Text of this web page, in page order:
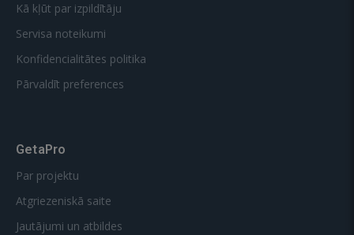
Kā kļūt par izpildītāju
Servisa noteikumi
Konfidencialitātes politika
Pārvaldīt preferences
GetaPro
Par projektu
Atgriezeniskā saite
Jautājumi un atbildes